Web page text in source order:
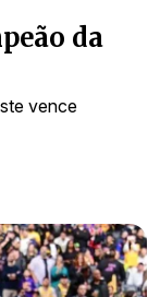
da
vence